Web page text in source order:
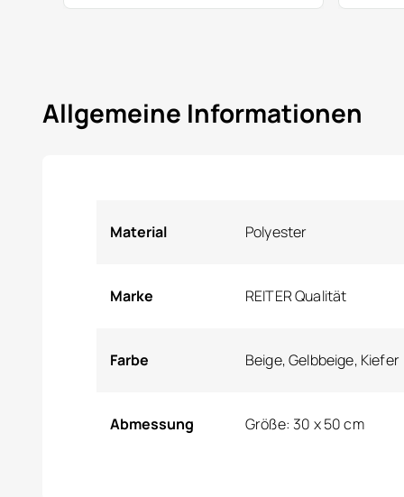
Allgemeine Informationen
Material Polyester
Marke REITER Qualität
Farbe Beige, Gelbbeige, Kiefer
Abmessung Größe: 30 x 50 cm